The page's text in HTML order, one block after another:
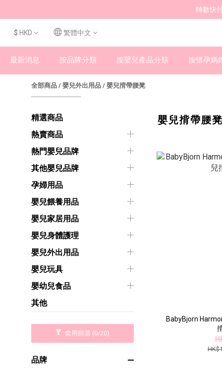
轉數快
$ HKD 繁體中文
最新消息 按品牌分類 按嬰兒產品分類 按懷孕媽
全部商品 / 嬰兒外出用品 / 嬰兒揹帶腰凳
精選商品
熱賣商品
熱門嬰兒品牌
其他嬰兒品牌
孕婦用品
嬰兒餵養用品
嬰兒家居用品
嬰兒身體護理
嬰兒外出用品
嬰兒玩具
嬰幼兒食品
其他
套用篩選 (0/20)
品牌
嬰兒揹帶腰
BabyBjorn